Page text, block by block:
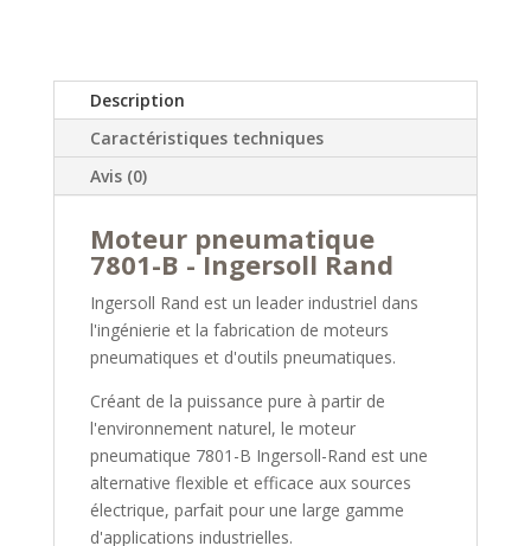
Description
Caractéristiques techniques
Avis (0)
Moteur pneumatique
7801-B - Ingersoll Rand
Ingersoll Rand est un leader industriel dans
l'ingénierie et la fabrication de moteurs
pneumatiques et d'outils pneumatiques.
Créant de la puissance pure à partir de
l'environnement naturel, le moteur
pneumatique 7801-B Ingersoll-Rand est une
alternative flexible et efficace aux sources
électrique, parfait pour une large gamme
d'applications industrielles.